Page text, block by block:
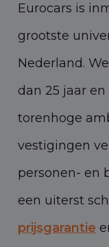
Eurocars is
grootste
Nederland.
dan 25 jaar
torenhoge
vestigingen
personen- en
een uiterst
prijsgarantie